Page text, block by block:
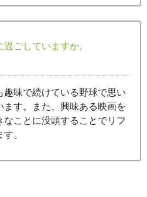
ごしていますか。
趣味で続けている野球で思い
ます。また、興味ある映画を
なことに没頭することでリフ
。